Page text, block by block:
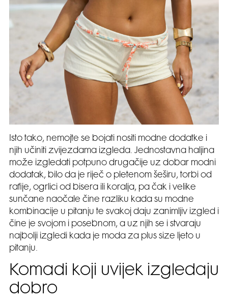
Isto tako, nemojte se bojati nositi modne dodatke i
njih učiniti zvijezdama izgleda. Jednostavna haljina
može izgledati potpuno drugačije uz dobar modni
dodatak, bilo da je riječ o pletenom šeširu, torbi od
rafije, ogrlici od bisera ili koralja, pa čak i velike
sunčane naočale čine razliku kada su modne
kombinacije u pitanju te svakoj daju zanimljiv izgled i
čine je svojom i posebnom, a uz njih se i stvaraju
najbolji izgledi kada je moda za plus size ljeto u
pitanju.
Komadi koji uvijek izgledaju
dobro